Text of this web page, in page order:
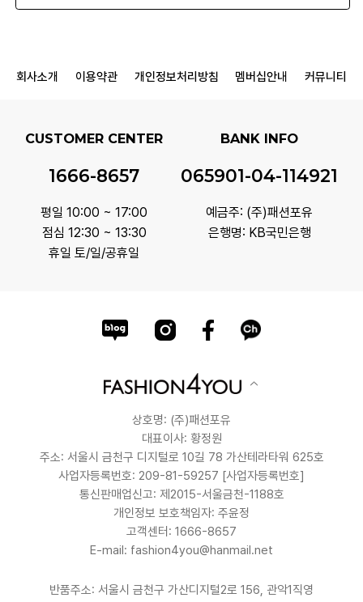
회사소개 이용약관 개인정보처리방침 멤버십안내 커뮤니티
CUSTOMER CENTER
1666-8657
평일 10:00 ~ 17:00
점심 12:30 ~ 13:30
휴일 토/일/공휴일
BANK INFO
065901-04-114921
예금주: (주)패션포유
은행명: KB국민은행
상호명: (주)패션포유
대표이사: 황정원
주소: 서울시 금천구 디지털로 10길 78 가산테라타워 625호
사업자등록번호: 209-81-59257 [사업자등록번호]
통신판매업신고: 제2015-서울금천-1188호
개인정보 보호책임자: 주윤정
고객센터: 1666-8657
E-mail: fashion4you@hanmail.net
반품주소: 서울시 금천구 가산디지털2로 156, 관악1직영